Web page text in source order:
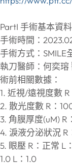
PartI 手術基本資料
手術時間：
手術方式：SMILE
執刀醫師：何奕瑢
術前相關數據：
1. 近視/遠視度數
2. 散光度數 R：
3. 角膜厚度(uM) R
4. 淚液分泌狀況 R
5. 眼壓 R：正常 L
1.0 L：1.0